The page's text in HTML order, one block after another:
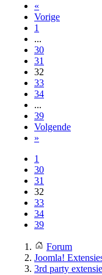
«
Vorige
1
...
30
31
32
33
34
...
39
Volgende
»
1
30
31
32
33
34
39
Forum
Joomla!
3rd party